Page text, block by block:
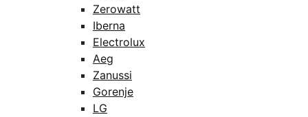
Zerowatt
Iberna
Electrolux
Aeg
Zanussi
Gorenje
LG